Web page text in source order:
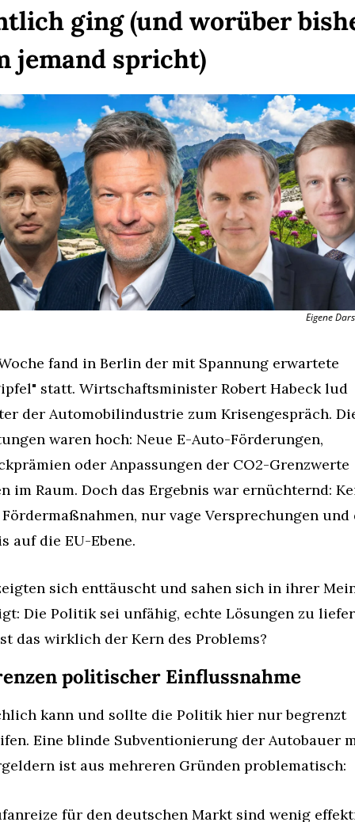
ging (und worüber
jemand spricht)
Eigene
fand in Berlin der mit Spannung erwartete
statt. Wirtschaftsminister Robert Habeck lud
der Automobilindustrie zum Krisengespräch.
waren hoch: Neue E-Auto-Förderungen,
oder Anpassungen der CO2-Grenzwerte
im Raum. Doch das Ergebnis war ernüchternd:
nur vage Versprechungen und
auf die EU-Ebene.
sich enttäuscht und sahen sich in ihrer
Die Politik sei unfähig, echte Lösungen zu
das wirklich der Kern des Problems?
politischer Einflussnahme
kann und sollte die Politik hier nur begrenzt
Eine blinde Subventionierung der Autobauer
ist aus mehreren Gründen problematisch:
für den deutschen Markt sind wenig